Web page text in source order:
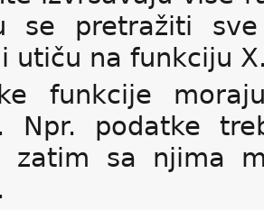
se pretražiti
utiču na funkciju
funkcije
Npr. podatke
zatim sa njima